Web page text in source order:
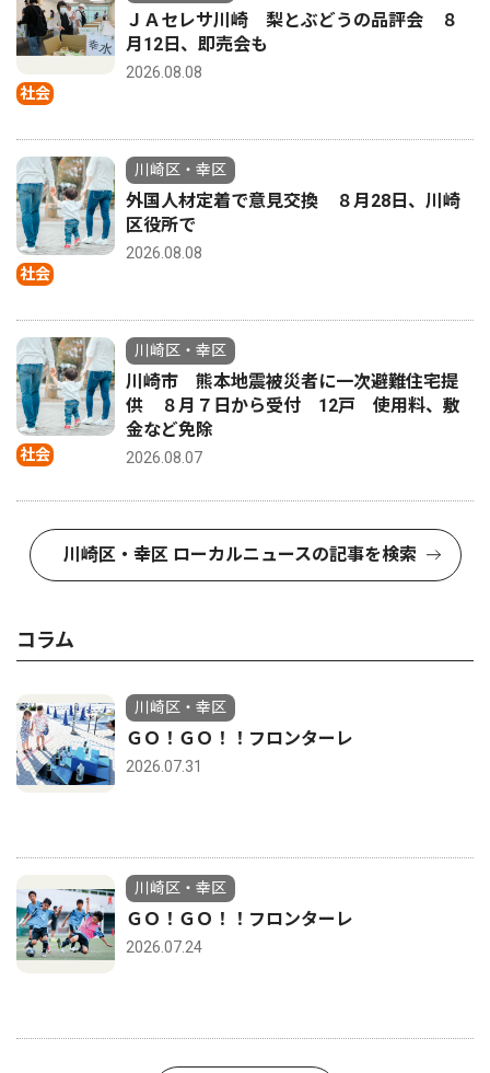
社会
ＪＡセレサ川崎 梨とぶどうの品評会 ８
月12日、即売会も
2026.08.08
社会
川崎区・幸区
外国人材定着で意見交換 ８月28日、川崎
区役所で
2026.08.08
社会
川崎区・幸区
川崎市 熊本地震被災者に一次避難住宅提
供 ８月７日から受付 12戸 使用料、敷
金など免除
2026.08.07
川崎区・幸区 ローカルニュースの記事を検索
コラム
川崎区・幸区
ＧＯ！ＧＯ！！フロンターレ
2026.07.31
川崎区・幸区
ＧＯ！ＧＯ！！フロンターレ
2026.07.24